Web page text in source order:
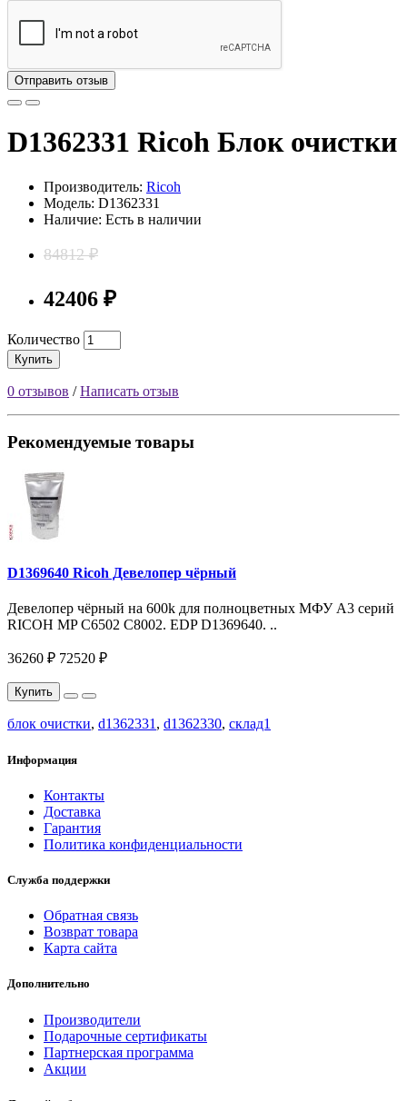
Отправить отзыв
D1362331 Ricoh Блок очистки
Производитель: Ricoh
Модель: D1362331
Наличие: Есть в наличии
84812 ₽
42406 ₽
Количество
Купить
0 отзывов /Написать отзыв
Рекомендуемые товары
D1369640 Ricoh Девелопер чёрный
Девелопер чёрный на 600k для полноцветных МФУ A3 серий
RICOH MP С6502 С8002. EDP D1369640. ..
36260 ₽ 72520 ₽
Купить
блок очистки, d1362331, d1362330, склад1
Информация
Контакты
Доставка
Гарантия
Политика конфиденциальности
Служба поддержки
Обратная связь
Возврат товара
Карта сайта
Дополнительно
Производители
Подарочные сертификаты
Партнерская программа
Акции